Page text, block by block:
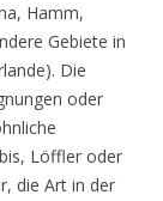
Hamm,
Gebiete in
Die
oder
Löffler oder
die Art in der